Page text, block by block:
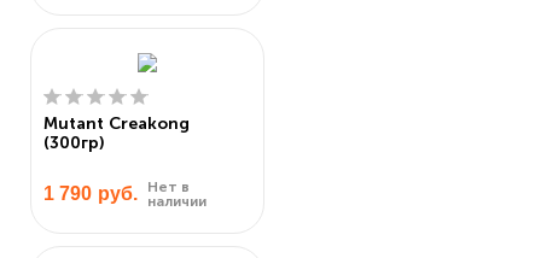
Mutant Creakong
(300гр)
1 790 руб.
Нет в
наличии